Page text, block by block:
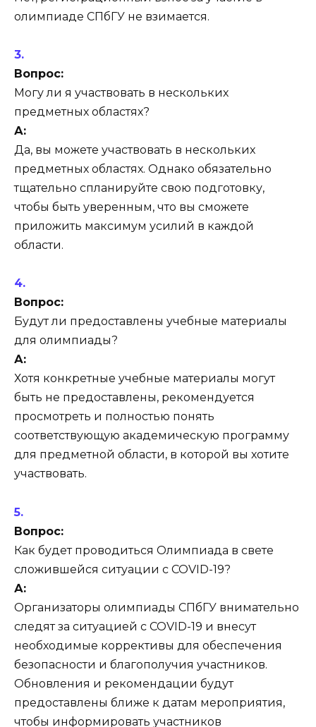
олимпиаде СПбГУ не взимается.
Вопрос:
Могу ли я участвовать в нескольких
предметных областях?
А:
Да, вы можете участвовать в нескольких
предметных областях. Однако обязательно
тщательно спланируйте свою подготовку,
чтобы быть уверенным, что вы сможете
приложить максимум усилий в каждой
области.
Вопрос:
Будут ли предоставлены учебные материалы
для олимпиады?
А:
Хотя конкретные учебные материалы могут
быть не предоставлены, рекомендуется
просмотреть и полностью понять
соответствующую академическую программу
для предметной области, в которой вы хотите
участвовать.
Вопрос:
Как будет проводиться Олимпиада в свете
сложившейся ситуации с COVID-19?
А:
Организаторы олимпиады СПбГУ внимательно
следят за ситуацией с COVID-19 и внесут
необходимые коррективы для обеспечения
безопасности и благополучия участников.
Обновления и рекомендации будут
предоставлены ближе к датам мероприятия,
чтобы информировать участников